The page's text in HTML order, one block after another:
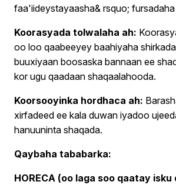
faa'iideystayaasha& rsquo;
Koorasyada tolwalaha ah:
oo loo qaabeeyey baahiyaha
buuxiyaan boosaska bannaan ee
kor ugu qaadaan shaqaalahooda.
Koorsooyinka hordhaca ah:
xirfadeed ee kala duwan iyadoo
hanuuninta shaqada.
Qaybaha tababarka:
HORECA (oo laga soo qaatay